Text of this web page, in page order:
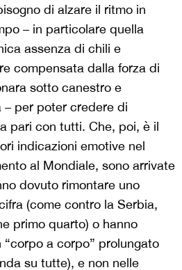
di alzare il ritmo in
– in particolare quella
assenza di chili e
compensata dalla forza di
sotto canestro e
– per poter credere di
pari con tutti. Che, poi, è il
indicazioni emotive nel
al Mondiale, sono arrivate
dovuto rimontare uno
(come contro la Serbia,
primo quarto) o hanno
a corpo” prolungato
su tutte), e non nelle